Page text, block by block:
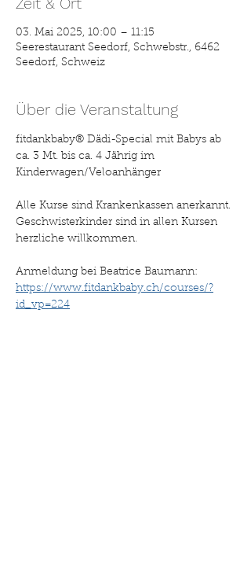
03. Mai 2025, 10:00 – 11:15
Seerestaurant Seedorf, Schwebstr., 6462
Seedorf, Schweiz
Über die Veranstaltung
fitdankbaby® Dädi-Special mit Babys ab
ca. 3 Mt. bis ca. 4 Jährig im
Kinderwagen/Veloanhänger
Alle Kurse sind Krankenkassen anerkannt.
Geschwisterkinder sind in allen Kursen
herzliche willkommen.
Anmeldung bei Beatrice Baumann:
https://www.fitdankbaby.ch/courses/?
id_vp=224